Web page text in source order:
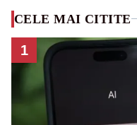
CELE MAI CITITE
1